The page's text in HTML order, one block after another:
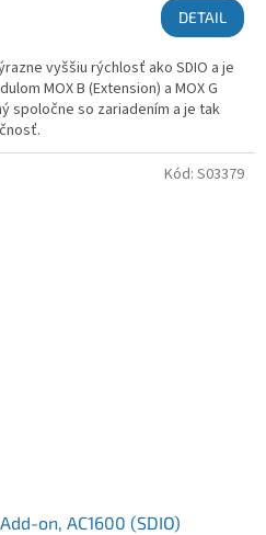
DETAIL
vyššiu rýchlosť ako SDIO a je
MOX B (Extension) a MOX G
spoločne so zariadením a je tak
on, AC1600 (SDIO)
Kód: S03379